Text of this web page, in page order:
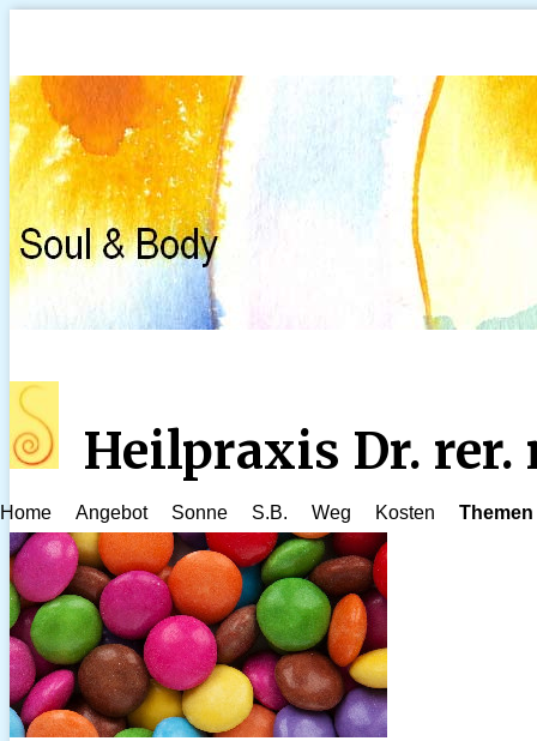
Heilpraxis Dr. rer.
Home Angebot Sonne S.B. Weg Kosten Themen